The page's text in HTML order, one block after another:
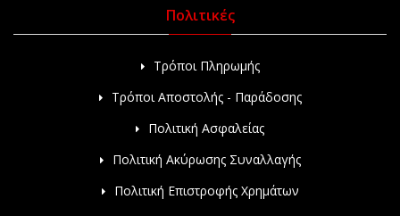
Πολιτικές
Τρόποι Πληρωμής
Τρόποι Αποστολής - Παράδοσης
Πολιτική Ασφαλείας
Πολιτική Ακύρωσης Συναλλαγής
Πολιτική Επιστροφής Χρημάτων